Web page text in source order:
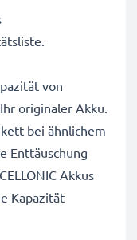
von
originaler Akku.
bei ähnlichem
Enttäuschung
Akkus
Kapazität